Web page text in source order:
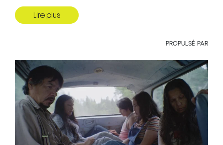
PROPULSÉ PAR
Atikamekw perdent la vie. Si la police conclut
à un accident, pour les familles des victimes,
sur le terrain de la prise de position politique
que sur celui du drame social intimiste. »
(Charles-Henri Ramond, Ciné-Bulles)
Lire plus